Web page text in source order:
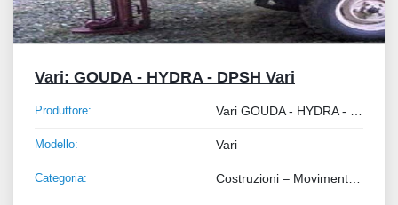
Vari: GOUDA - HYDRA - DPSH Vari
Produttore:
Modello: Vari
Categoria: Costruzioni – Movimento Terra – Sollevamento